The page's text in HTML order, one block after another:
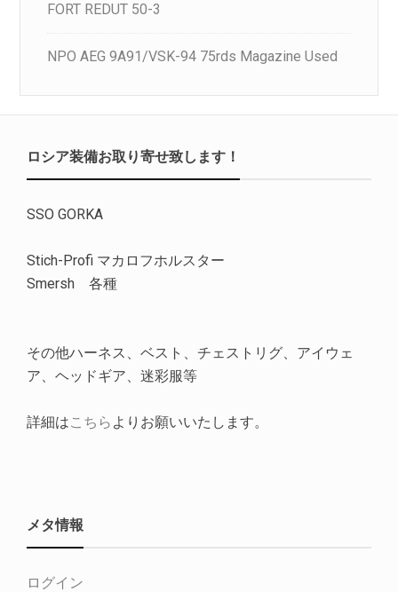
FORT REDUT 50-3
NPO AEG 9A91/VSK-94 75rds Magazine Used
ロシア装備お取り寄せ致します！
SSO GORKA
Stich-Profi マカロフホルスター
Smersh 各種
その他ハーネス、ベスト、チェストリグ、アイウェ
ア、ヘッドギア、迷彩服等
詳細はこちら よりお願いいたします。
メタ情報
ログイン